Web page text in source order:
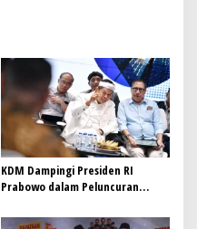
KDM Dampingi Presiden RI
Prabowo dalam Peluncuran
Pembelajaran